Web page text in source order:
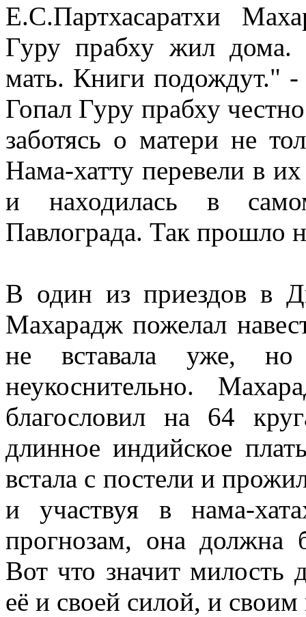
Е.С.Партхасаратхи
Гуру прабху жил дома.
мать. Книги подождут." -
Гопал Гуру прабху
заботясь о матери не
Нама-хатту перевели в
и находилась в
Павлограда. Так прошло
В один из приездов в
Махарадж пожелал
не вставала уже, но
неукоснительно.
благословил на 64
длинное индийское
встала с постели и
и участвуя в нама-
прогнозам, она должна
Вот что значит милость
её и своей силой, и